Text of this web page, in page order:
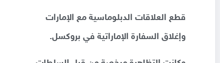
قطع العلاقات الدبلوماسية مع الإمارات
وإغلاق السفارة الإماراتية في بروكسل.